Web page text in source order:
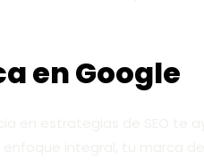
en Google
integral, tu marca